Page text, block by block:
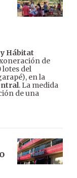
Hábitat
de
lotes del
en la
. La medida
de una